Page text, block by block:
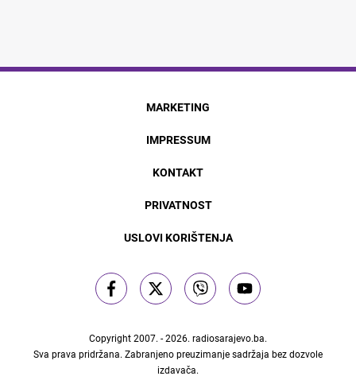
MARKETING
IMPRESSUM
KONTAKT
PRIVATNOST
USLOVI KORIŠTENJA
Copyright 2007. - 2026. radiosarajevo.ba.
Sva prava pridržana. Zabranjeno preuzimanje sadržaja bez dozvole
izdavača.